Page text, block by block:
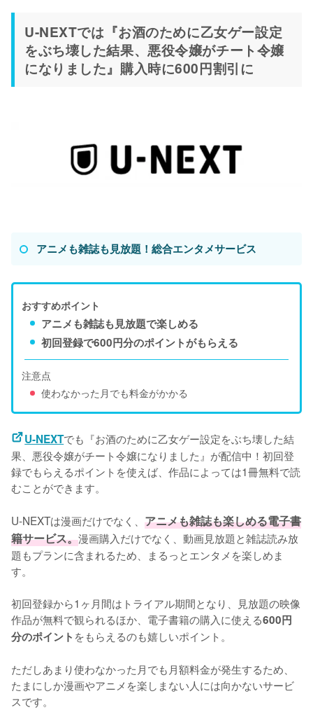
U-NEXTでは『お酒のために乙女ゲー設定
をぶち壊した結果、悪役令嬢がチート令嬢
になりました』購入時に600円割引に
アニメも雑誌も見放題！総合エンタメサービス
おすすめポイント
アニメも雑誌も見放題で楽しめる
初回登録で600円分のポイントがもらえる
注意点
使わなかった月でも料金がかかる
U-NEXTでも『お酒のために乙女ゲー設定をぶち壊した結
果、悪役令嬢がチート令嬢になりました』が配信中！初回登
録でもらえるポイントを使えば、作品によっては1冊無料で読
むことができます。
U-NEXTは漫画だけでなく、 アニメも雑誌も楽しめる電子書
籍サービス。漫画購入だけでなく、動画見放題と雑誌読み放
題もプランに含まれるため、まるっとエンタメを楽しめま
す。
初回登録から1ヶ月間はトライアル期間となり、見放題の映像
作品が無料で観られるほか、電子書籍の購入に使える600円
分のポイント をもらえるのも嬉しいポイント。
ただしあまり使わなかった月でも月額料金が発生するため、
たまにしか漫画やアニメを楽しまない人には向かないサービ
スです。